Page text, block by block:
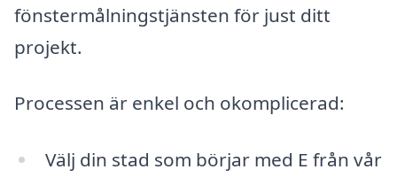
fönstermålningstjänsten för just ditt
projekt.
Processen är enkel och okomplicerad:
Välj din stad som börjar med E från vår